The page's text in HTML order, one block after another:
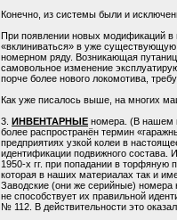
Конечно, из системы были и
При появлении новых модификаций в
«вклиниваться» в уже
номерном ряду. Возникающая
самовольное изменение
порче более нового локомотива,
Как уже писалось выше, на многих
3. ИНВЕНТАРНЫЕ номера. (В нашем
более распространён термин
предприятиях узкой колеи в
идентификации подвижного состава.
1950-х гг. при попадании в
которая в наших материалах так и
Заводские (они же серийные) номера
не способствует их правильной
№ 112. В действительности это